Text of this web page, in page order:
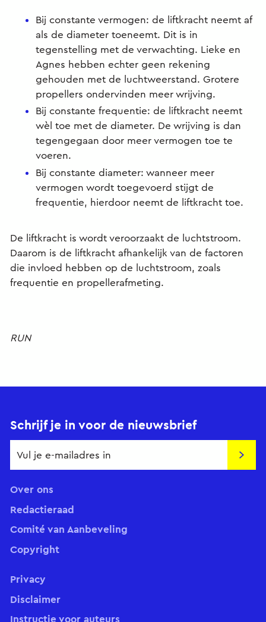
Bij constante vermogen: de liftkracht neemt af
als de diameter toeneemt. Dit is in
tegenstelling met de verwachting. Lieke en
Agnes hebben echter geen rekening
gehouden met de luchtweerstand. Grotere
propellers ondervinden meer wrijving.
Bij constante frequentie: de liftkracht neemt
wèl toe met de diameter. De wrijving is dan
tegengegaan door meer vermogen toe te
voeren.
Bij constante diameter: wanneer meer
vermogen wordt toegevoerd stijgt de
frequentie, hierdoor neemt de liftkracht toe.
De liftkracht is wordt veroorzaakt de luchtstroom.
Daarom is de liftkracht afhankelijk van de factoren
die invloed hebben op de luchtstroom, zoals
frequentie en propellerafmeting.
RUN
Schrijf je in voor de nieuwsbrief
Over ons
Redactieraad
Comité van Aanbeveling
Copyright
Privacy
Disclaimer
Instructie voor auteurs